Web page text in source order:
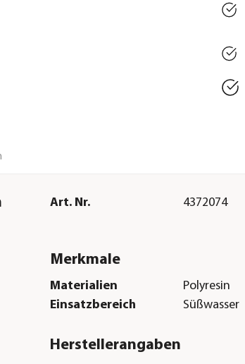
Art. Nr. 4372074
Merkmale
Materialien
Polyresin
Einsatzbereich
Süßwasser
Herstellerangaben